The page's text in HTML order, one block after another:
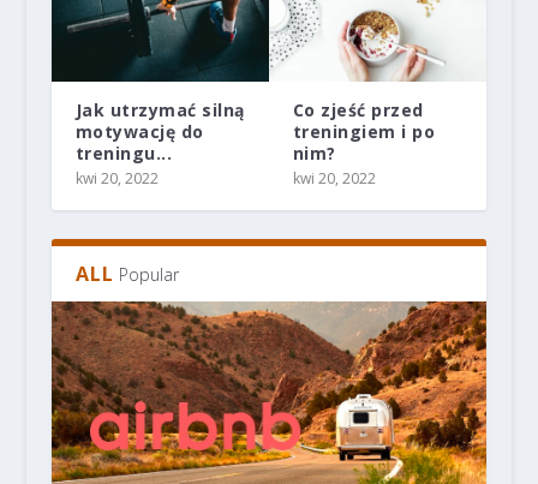
DLACZEGO ECOPERLA TORO 24 TO
BESTSELLEROWY ZMIĘKCZ...
CZY K-MATIC TO REWOLUCJA W
PŁUKANIU FILTRÓW HYDRA?...
JAK ZAINSTALOWAĆ ZMIĘKCZACZ
WODY KROK PO KROKU
NOWE ZMIĘKCZACZE WODY Z WIFI
ECOPERLA SLIMLINE DO ...
JAKI JEST MODNY KOLOR DOMU?
Jak utrzymać silną
motywację do
treningu...
kwi 20, 2022
Co zjeść przed
treningiem i po
nim?
kwi 20, 2022
ALL Popular